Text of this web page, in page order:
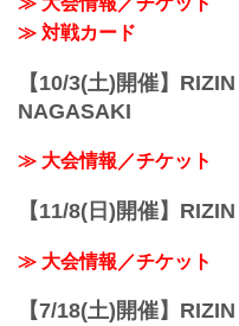
≫ 対戦カード
【10/3(土)開催】
NAGASAKI
≫ 大会情報／チケット
【11/8(日)開催】
≫ 大会情報／チケット
【7/18(土)開催】